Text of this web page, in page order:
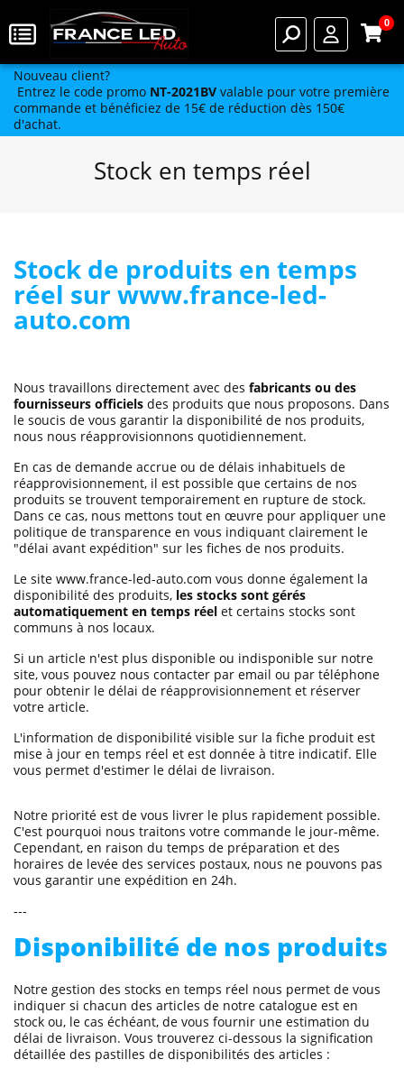
0
Nouveau client?
Entrez le code promo NT-2021BV valable pour votre première
commande et bénéficiez de 15€ de réduction dès 150€
d'achat.
Stock en temps réel
Stock de produits en temps
réel sur www.france-led-
auto.com
Nous travaillons directement avec des fabricants ou des
fournisseurs officiels des produits que nous proposons. Dans
le soucis de vous garantir la disponibilité de nos produits,
nous nous réapprovisionnons quotidiennement.
En cas de demande accrue ou de délais inhabituels de
réapprovisionnement, il est possible que certains de nos
produits se trouvent temporairement en rupture de stock.
Dans ce cas, nous mettons tout en œuvre pour appliquer une
politique de transparence en vous indiquant clairement le
"délai avant expédition" sur les fiches de nos produits.
Le site www.france-led-auto.com vous donne également la
disponibilité des produits, les stocks sont gérés
automatiquement en temps réel et certains stocks sont
communs à nos locaux.
Si un article n'est plus disponible ou indisponible sur notre
site, vous pouvez nous contacter par email ou par téléphone
pour obtenir le délai de réapprovisionnement et réserver
votre article.
L'information de disponibilité visible sur la fiche produit est
mise à jour en temps réel et est donnée à titre indicatif. Elle
vous permet d'estimer le délai de livraison.
Notre priorité est de vous livrer le plus rapidement possible.
C'est pourquoi nous traitons votre commande le jour-même.
Cependant, en raison du temps de préparation et des
horaires de levée des services postaux, nous ne pouvons pas
vous garantir une expédition en 24h.
---
Disponibilité de nos produits
Notre gestion des stocks en temps réel nous permet de vous
indiquer si chacun des articles de notre catalogue est en
stock ou, le cas échéant, de vous fournir une estimation du
délai de livraison. Vous trouverez ci-dessous la signification
détaillée des pastilles de disponibilités des articles :